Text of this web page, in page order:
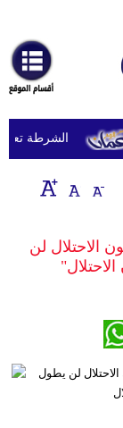
أخبارعاجلة
رياضة
ثقافة
إقتصاد
وموسيقى
سياحة
الشرطة تعتقل
الاحتلال لن